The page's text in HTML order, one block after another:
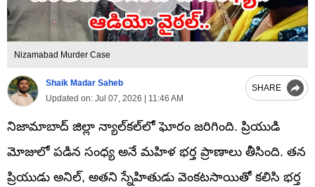
Nizamabad Murder Case
Shaik Madar Saheb
Updated on: Jul 07, 2026 | 11:46 AM
SHARE
నిజామాబాద్ జిల్లా న్యాల్‌కల్‌లో ఘోరం జరిగింది. ప్రియుడి
మోజులో పడిన సంధ్య అనే మహిళ భర్త ప్రాణాలు తీసింది. తన
ప్రియుడు అనిల్, అతని స్నేహితుడు వెంకటసాయితో కలిసి భర్త